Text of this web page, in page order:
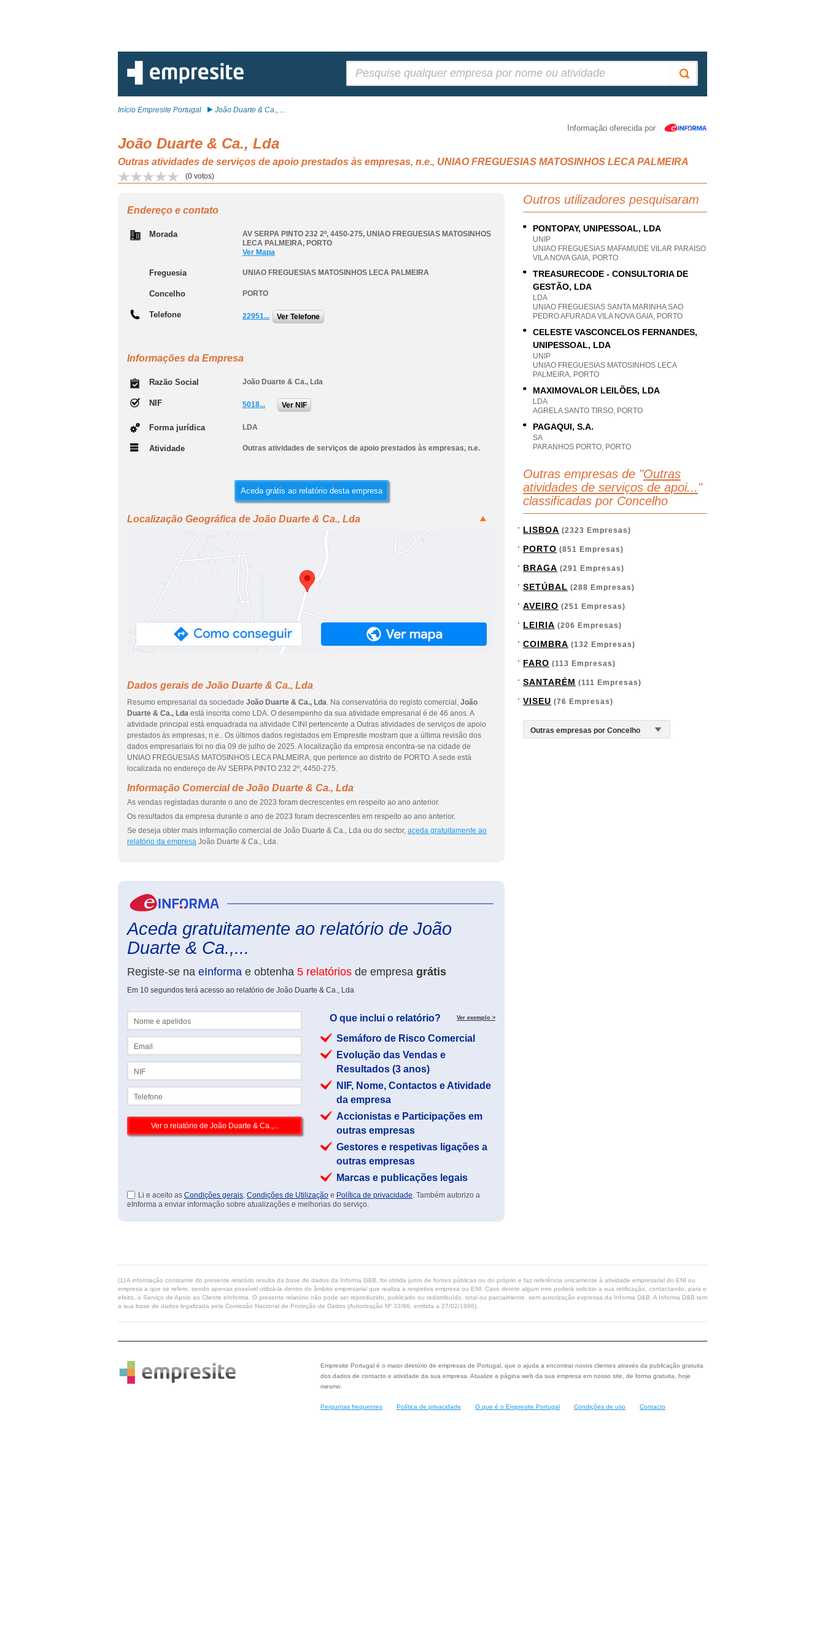
Início Empresite Portugal João Duarte & Ca., ...
Informação oferecida por
João Duarte & Ca., Lda
Outras atividades de serviços de apoio prestados às empresas, n.e., UNIAO FREGUESIAS MATOSINHOS LECA PALMEIRA
(0 votos)
Endereço e contato
Morada AV SERPA PINTO 232 2º, 4450-275, UNIAO FREGUESIAS MATOSINHOS
LECA PALMEIRA, PORTO
Ver Mapa
Freguesia UNIAO FREGUESIAS MATOSINHOS LECA PALMEIRA
Concelho PORTO
Telefone 22951... Ver Telefone
Informações da Empresa
Razão Social João Duarte & Ca., Lda
NIF 5018... Ver NIF
Forma jurídica LDA
Atividade Outras atividades de serviços de apoio prestados às empresas, n.e.
Aceda grátis ao relatório desta empresa
Localização Geográfica de João Duarte & Ca., Lda
Dados gerais de João Duarte & Ca., Lda
Resumo empresarial da sociedade João Duarte & Ca., Lda. Na conservatória do registo comercial, João
Duarte & Ca., Lda está inscrita como LDA. O desempenho da sua atividade empresarial é de 46 anos. A
atividade principal está enquadrada na atividade CINI pertencente a Outras atividades de serviços de apoio
prestados às empresas, n.e.. Os últimos dados registados em Empresite mostram que a última revisão dos
dados empresariais foi no dia 09 de julho de 2025. A localização da empresa encontra-se na cidade de
UNIAO FREGUESIAS MATOSINHOS LECA PALMEIRA, que pertence ao distrito de PORTO. A sede está
localizada no endereço de AV SERPA PINTO 232 2º, 4450-275.
Informação Comercial de João Duarte & Ca., Lda
As vendas registadas durante o ano de 2023 foram decrescentes em respeito ao ano anterior.
Os resultados da empresa durante o ano de 2023 foram decrescentes em respeito ao ano anterior.
Se deseja obter mais informação comercial de João Duarte & Ca., Lda ou do sector, aceda gratuitamente ao
relatório da empresa João Duarte & Ca., Lda.
Aceda gratuitamente ao relatório de João
Duarte & Ca.,...
Registe-se na eInforma e obtenha 5 relatórios de empresa grátis
Em 10 segundos terá acesso ao relatório de João Duarte & Ca., Lda
O que inclui o relatório? Ver exemplo >
Semáforo de Risco Comercial
Evolução das Vendas e
Resultados (3 anos)
NIF, Nome, Contactos e Atividade
da empresa
Accionistas e Participações em
outras empresas
Gestores e respetivas ligações a
outras empresas
Marcas e publicações legais
Li e aceito as Condições gerais, Condições de Utilização e Política de privacidade. Também autorizo a
eInforma a enviar informação sobre atualizações e melhorias do serviço.
Outros utilizadores pesquisaram
PONTOPAY, UNIPESSOAL, LDA
UNIP
UNIAO FREGUESIAS MAFAMUDE VILAR PARAISO
VILA NOVA GAIA, PORTO
TREASURECODE - CONSULTORIA DE
GESTÃO, LDA
LDA
UNIAO FREGUESIAS SANTA MARINHA SAO
PEDRO AFURADA VILA NOVA GAIA, PORTO
CELESTE VASCONCELOS FERNANDES,
UNIPESSOAL, LDA
UNIP
UNIAO FREGUESIAS MATOSINHOS LECA
PALMEIRA, PORTO
MAXIMOVALOR LEILÕES, LDA
LDA
AGRELA SANTO TIRSO, PORTO
PAGAQUI, S.A.
SA
PARANHOS PORTO, PORTO
Outras empresas de "Outras
atividades de serviços de apoi... "
classificadas por Concelho
LISBOA (2323 Empresas)
PORTO (851 Empresas)
BRAGA (291 Empresas)
SETÚBAL (288 Empresas)
AVEIRO (251 Empresas)
LEIRIA (206 Empresas)
COIMBRA (132 Empresas)
FARO (113 Empresas)
SANTARÉM (111 Empresas)
VISEU (76 Empresas)
(1) A informação constante do presente relatório resulta da base de dados da Informa D&B, foi obtida junto de fontes públicas ou do próprio e faz referência unicamente à atividade empresarial do ENI ou
empresa a que se refere, sendo apenas possível utilizá-la dentro do âmbito empresarial que realiza a respetiva empresa ou ENI. Caso detete algum erro poderá solicitar a sua retificação, contactando, para o
efeito, o Serviço de Apoio ao Cliente eInforma. O presente relatório não pode ser reproduzido, publicado ou redistribuído, total ou parcialmente, sem autorização expressa da Informa D&B. A Informa D&B tem
a sua base de dados legalizada pela Comissão Nacional de Proteção de Dados (Autorização Nº 32/96, emitida a 27/02/1996).
Empresite Portugal é o maior diretório de empresas de Portugal, que o ajuda a encontrar novos clientes através da publicação gratuita
dos dados de contacto e atividade da sua empresa. Atualize a página web da sua empresa em nosso site, de forma gratuita, hoje
mesmo.
Perguntas frequentes Política de privacidade O que é o Empresite Portugal Condições de uso Contacto